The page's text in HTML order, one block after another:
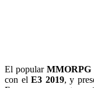
El popular MMORPG
con elE3 2019, y